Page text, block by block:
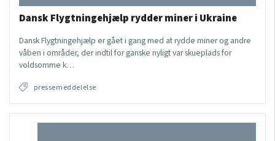
Dansk Flygtningehjælp rydder miner i Ukraine
Dansk Flygtningehjælp er gået i gang med at rydde miner og andre
våben i områder, der indtil for ganske nyligt var skueplads for
voldsomme k…
pressemeddelelse